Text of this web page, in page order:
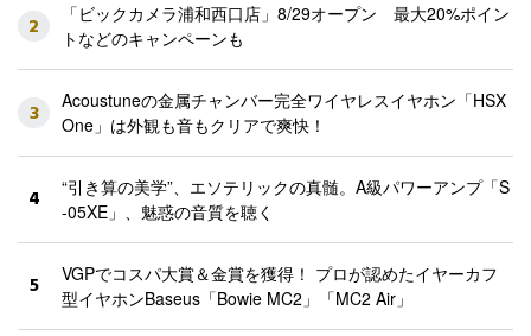
2
「ビックカメラ浦和西口店」8/29オープン 最大20%ポイン
トなどのキャンペーンも
3
Acoustuneの金属チャンバー完全ワイヤレスイヤホン「HSX
One」は外観も音もクリアで爽快！
4
“引き算の美学”、エソテリックの真髄。A級パワーアンプ「S
-05XE」、魅惑の音質を聴く
5
VGPでコスパ大賞＆金賞を獲得！ プロが認めたイヤーカフ
型イヤホンBaseus「Bowie MC2」「MC2 Air」